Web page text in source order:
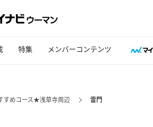
特集 メンバーコンテンツ
すめコース★浅草寺周辺 雷門